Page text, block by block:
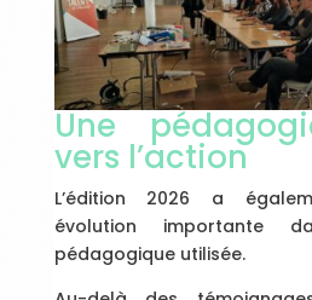
Une
vers l’action
L’édition 2026 a
évolution importante
pédagogique utilisée.